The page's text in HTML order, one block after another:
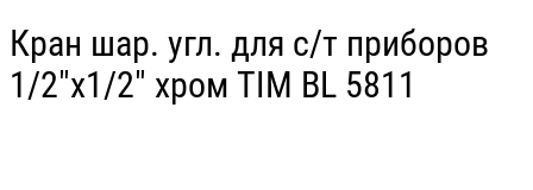
Кран шар. угл. для с/т приборов
1/2"х1/2" хром TIM BL 5811